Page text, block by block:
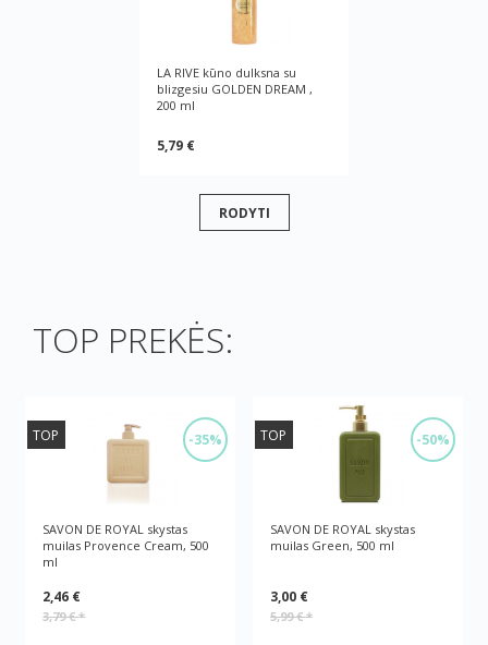
LA RIVE kūno dulksna su
blizgesiu GOLDEN DREAM ,
200 ml
5,79 €
RODYTI
TOP PREKĖS:
-35%
TOP
SAVON DE ROYAL skystas
muilas Provence Cream, 500
ml
2,46 €
3,79 €*
-50%
TOP
SAVON DE ROYAL skystas
muilas Green, 500 ml
3,00 €
5,99 €*